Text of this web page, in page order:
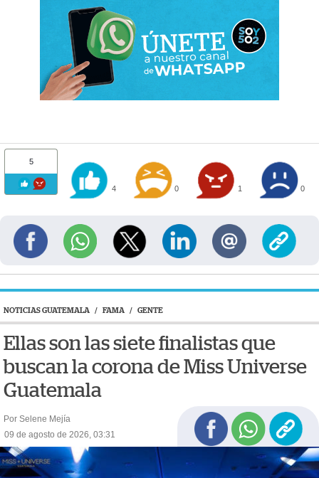
5
4 0 1 0
NOTICIAS GUATEMALA / FAMA / GENTE
Ellas son las siete finalistas que
buscan la corona de Miss Universe
Guatemala
Por Selene Mejía
09 de agosto de 2026, 03:31